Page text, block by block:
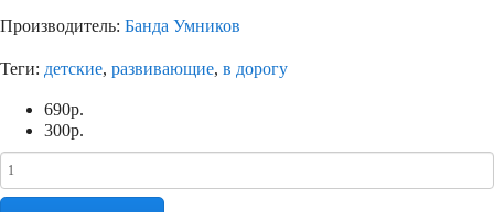
Производитель: Банда Умников
Теги: детские, развивающие, в дорогу
690р.
300р.